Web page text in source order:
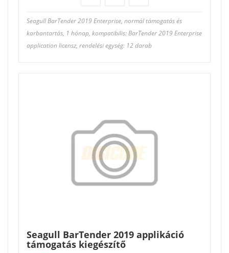
Seagull BarTender 2019 Enterprise, normál támogatás és
karbantartás, 1 hónap, kompatibilis: BarTender 2019 Enterprise
application licensz, rendelési egység: 12 darab
Seagull BarTender 2019 applikáció
támogatás kiegészítő